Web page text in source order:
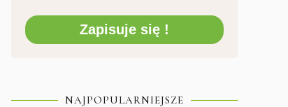
Zapisuje się !
NAJPOPULARNIEJSZE